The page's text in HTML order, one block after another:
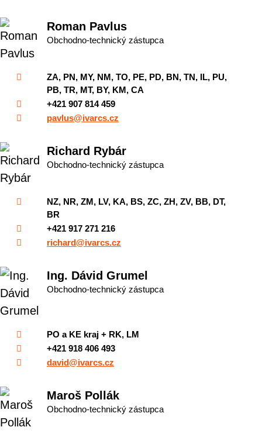
Roman Pavlus
Obchodno-technický zástupca
ZA, PN, MY, NM, TO, PE, PD, BN, TN, IL, PU,
PB, TR, MT, BY, KM, CA
+421 907 814 459
pavlus@ivarcs.cz
Richard Rybár
Obchodno-technický zástupca
NZ, NR, ZM, LV, KA, BS, ZC, ZH, ZV, BB, DT,
BR
+421 917 271 216
richard@ivarcs.cz
Ing. Dávid Grumel
Obchodno-technický zástupca
PO a KE kraj + RK, LM
+421 918 406 493
david@ivarcs.cz
Maroš Pollák
Obchodno-technický zástupca